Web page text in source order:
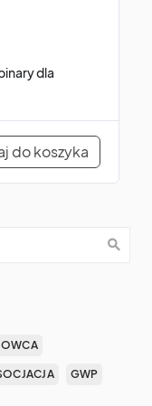
dla
do koszyka
GWP